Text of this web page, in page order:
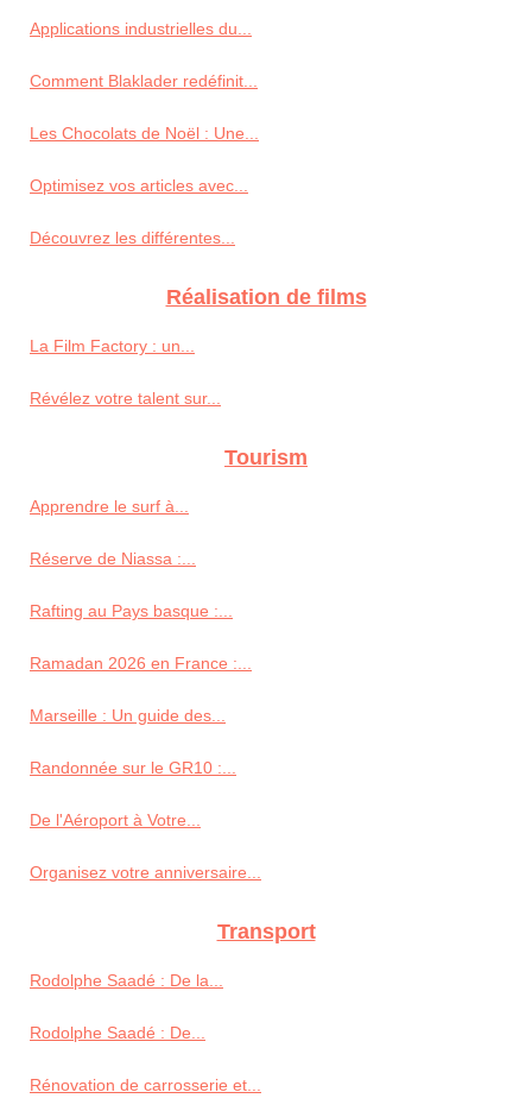
Applications industrielles du...
Comment Blaklader redéfinit...
Les Chocolats de Noël : Une...
Optimisez vos articles avec...
Découvrez les différentes...
Réalisation de films
La Film Factory : un...
Révélez votre talent sur...
Tourism
Apprendre le surf à...
Réserve de Niassa :...
Rafting au Pays basque :...
Ramadan 2026 en France :...
Marseille : Un guide des...
Randonnée sur le GR10 :...
De l'Aéroport à Votre...
Organisez votre anniversaire...
Transport
Rodolphe Saadé : De la...
Rodolphe Saadé : De...
Rénovation de carrosserie et...